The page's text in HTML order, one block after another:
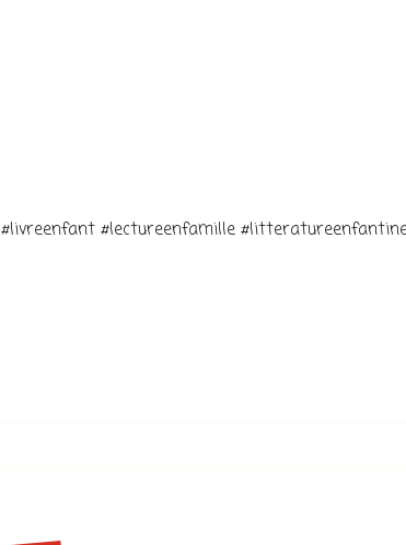
#lectureenfamille